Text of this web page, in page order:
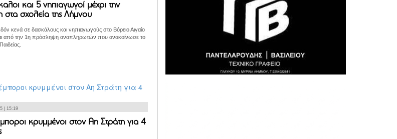
και 5 νηπιαγωγοί μέχρι την
στα σχολεία της Λήμνου
κενά σε δασκάλους και νηπιαγωγούς στο Βόρειο Αιγαίο
από την 1η πρόσληψη αναπληρωτών που ανακοίνωσε το
| 15:19
κρυμμένοι στον Αη Στράτη για 4